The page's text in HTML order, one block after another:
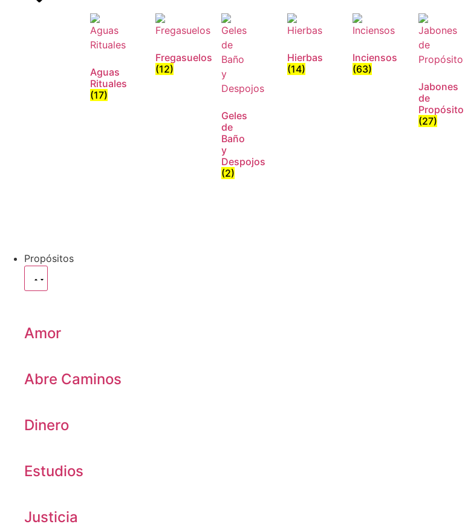
Aguas
Rituales
(17)
Fregasuelos
(12)
Geles
de
Baño
y
Despojos
(2)
Hierbas
(14)
Inciensos
(63)
Jabones
de
Propósito
(27)
Propósitos
Amor
Abre Caminos
Dinero
Estudios
Justicia